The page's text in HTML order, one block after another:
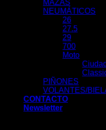
MAZAS
NEUMÁTICOS
26
27.5
29
700
Moto
PIÑONES
VOLANTES/
CONTACTO
Newsletter